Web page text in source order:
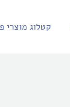
קטלוג מוצרי